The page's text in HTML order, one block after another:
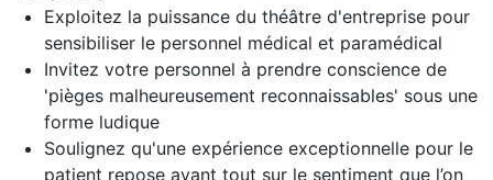
Exploitez la puissance du théâtre d'entreprise pour
sensibiliser le personnel médical et paramédical
Invitez votre personnel à prendre conscience de
'pièges malheureusement reconnaissables' sous une
forme ludique
Soulignez qu'une expérience exceptionnelle pour le
patient repose avant tout sur le sentiment que l’on